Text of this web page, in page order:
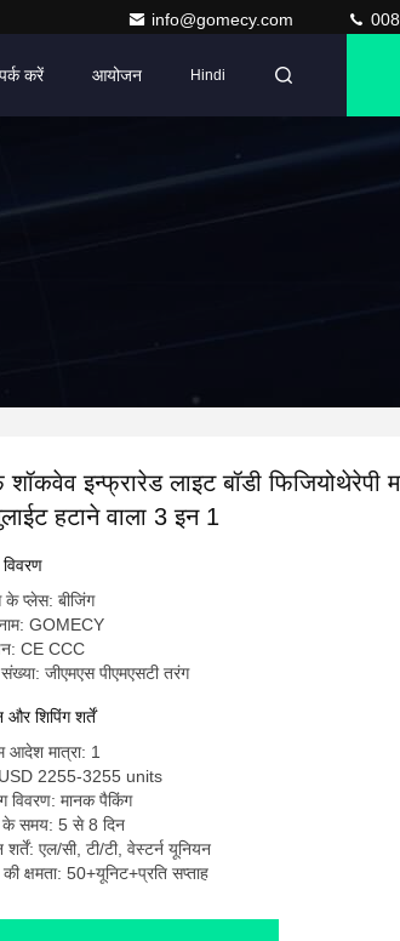
info@gomecy.com
करें आयोजन Hindi
इन्फ्रारेड लाइट बॉडी फिजियोथेरेपी
हटाने वाला 3 इन 1
विवरण
के प्लेस: बीजिंग
GOMECY
CE CCC
जीएमएस पीएमएसटी तरंग
और शिपिंग शर्तें
आदेश मात्रा: 1
2255-3255 units
विवरण: मानक पैकिंग
के समय: 5 से 8 दिन
शर्तें: एल/सी, टी/टी, वेस्टर्न यूनियन
की क्षमता: 50+यूनिट+प्रति सप्ताह